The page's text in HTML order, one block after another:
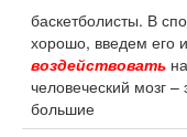
баскетболисты. В
хорошо, введем его
воздействовать
человеческий мозг –
большие